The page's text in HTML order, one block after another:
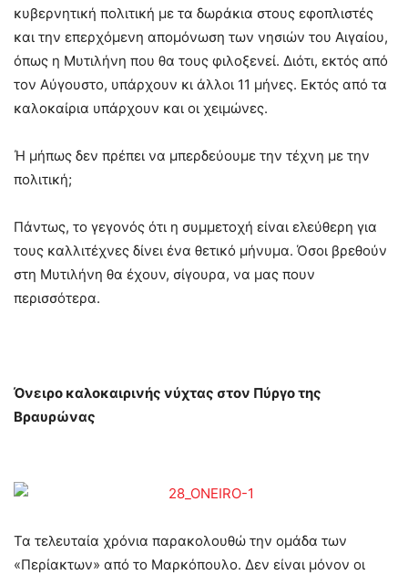
κυβερνητική πολιτική με τα δωράκια στους εφοπλιστές
και την επερχόμενη απομόνωση των νησιών του Αιγαίου,
όπως η Μυτιλήνη που θα τους φιλοξενεί. Διότι, εκτός από
τον Αύγουστο, υπάρχουν κι άλλοι 11 μήνες. Εκτός από τα
καλοκαίρια υπάρχουν και οι χειμώνες.
Ή μήπως δεν πρέπει να μπερδεύουμε την τέχνη με την
πολιτική;
Πάντως, το γεγονός ότι η συμμετοχή είναι ελεύθερη για
τους καλλιτέχνες δίνει ένα θετικό μήνυμα. Όσοι βρεθούν
στη Μυτιλήνη θα έχουν, σίγουρα, να μας πουν
περισσότερα.
Όνειρο καλοκαιρινής νύχτας στον Πύργο της
Βραυρώνας
Τα τελευταία χρόνια παρακολουθώ την ομάδα των
«Περίακτων» από το Μαρκόπουλο. Δεν είναι μόνον οι